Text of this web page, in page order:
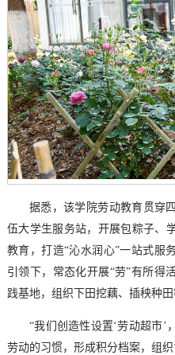
据悉，该学院劳动教育贯穿
伍大学生服务站，开展包粽子、
教育，打造“沁水润心”一站式服
引领下，常态化开展“劳”有所得
践基地，组织下田挖藕、插秧种田
“我们创造性设置‘劳动超市’
劳动的习惯，形成积分档案，组